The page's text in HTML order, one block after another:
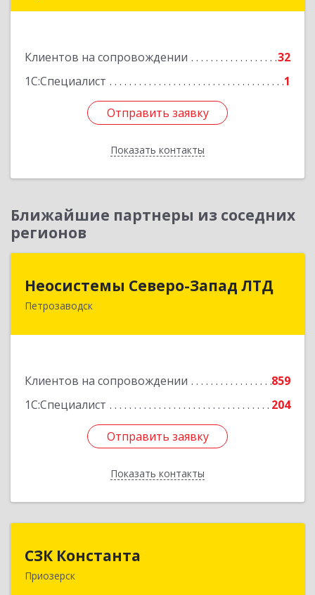
Клиентов на сопровождении
32
1С:Специалист
1
Отправить заявку
Показать контакты
Подробнее
Отправить заявку
Назад
Ближайшие партнеры из соседних
регионов
Неосистемы Северо-Запад ЛТД
Петрозаводск
Клиентов на сопровождении
859
1С:Специалист
204
Отправить заявку
Показать контакты
185001, Карелия Респ, Петрозаводск г,
Подробнее
Отправить заявку
Назад
СЗК Константа
Приозерск188760, Ленинградская обл, Приозерск г,